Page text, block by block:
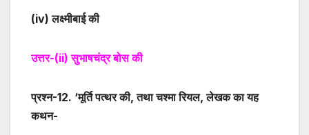
(iv) लक्ष्मीबाई की
उत्तर-(ii) सुभाषचंद्र बोस की
प्रश्न-12. ‘मूर्ति पत्थर की, तथा चश्मा रियल, लेखक का यह
कथन-